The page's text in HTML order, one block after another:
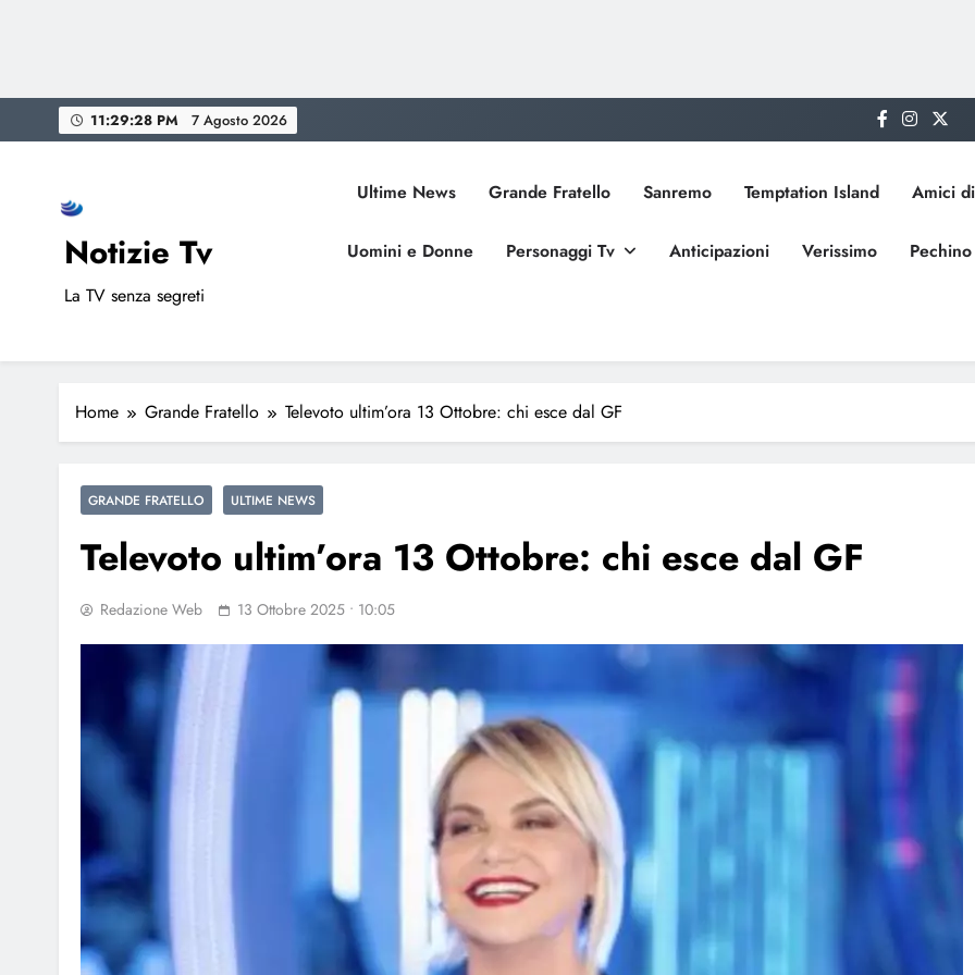
to
11:29:29 PM 7 Agosto 2026
Notizie Tv
La TV senza segreti
Ultime News Grande Fratello Sanremo Temptation Island Amici
Uomini e Donne Personaggi Tv Anticipazioni Verissimo
Home Grande Fratello Televoto ultim’ora 13 Ottobre: chi esce dal GF
GRANDE FRATELLO ULTIME NEWS
Televoto ultim’ora 13 Ottobre: chi esce dal GF
Redazione Web 13 Ottobre 2025 • 10:05